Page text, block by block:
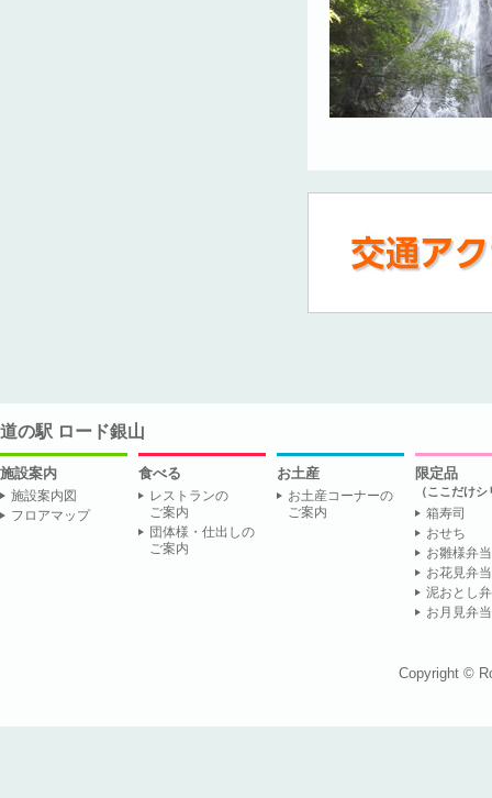
道の駅 ロード銀山
施設案内
施設案内図
フロアマップ
食べる
レストランの
ご案内
団体様・仕出しの
ご案内
お土産
お土産コーナーの
ご案内
限定品
（ここだけ
箱寿司
おせち
お雛様弁当
お花見弁当
泥おとし
お月見弁当
Copyright ©